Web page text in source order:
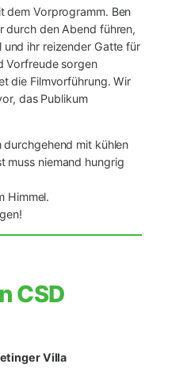
dem Vorprogramm. Ben
durch den Abend führen,
ihr reizender Gatte für
Vorfreude sorgen
die Filmvorführung. Wir
das Publikum
mit kühlen
muss niemand hungrig
Himmel.
CSD
Villa